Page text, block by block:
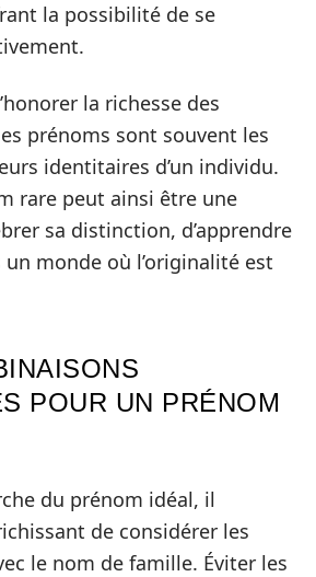
la possibilité de se
la richesse des
prénoms sont souvent les
identitaires d’un individu.
rare peut ainsi être une
sa distinction, d’apprendre
un monde où l’originalité est
POUR UN PRÉNOM
du prénom idéal, il
de considérer les
le nom de famille. Éviter les